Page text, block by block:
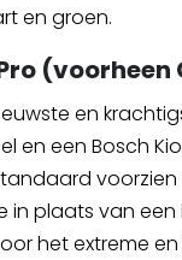
en groen.
(voorheen
en
en een Bosch
in plaats van
het extreme